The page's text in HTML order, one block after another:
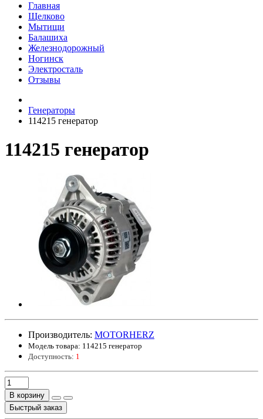
Главная
Щелково
Мытищи
Балашиха
Железнодорожный
Ногинск
Электросталь
Отзывы
Генераторы
114215 генератор
114215 генератор
Производитель: MOTORHERZ
Модель товара: 114215 генератор
Доступность: 1
В корзину
Быстрый заказ